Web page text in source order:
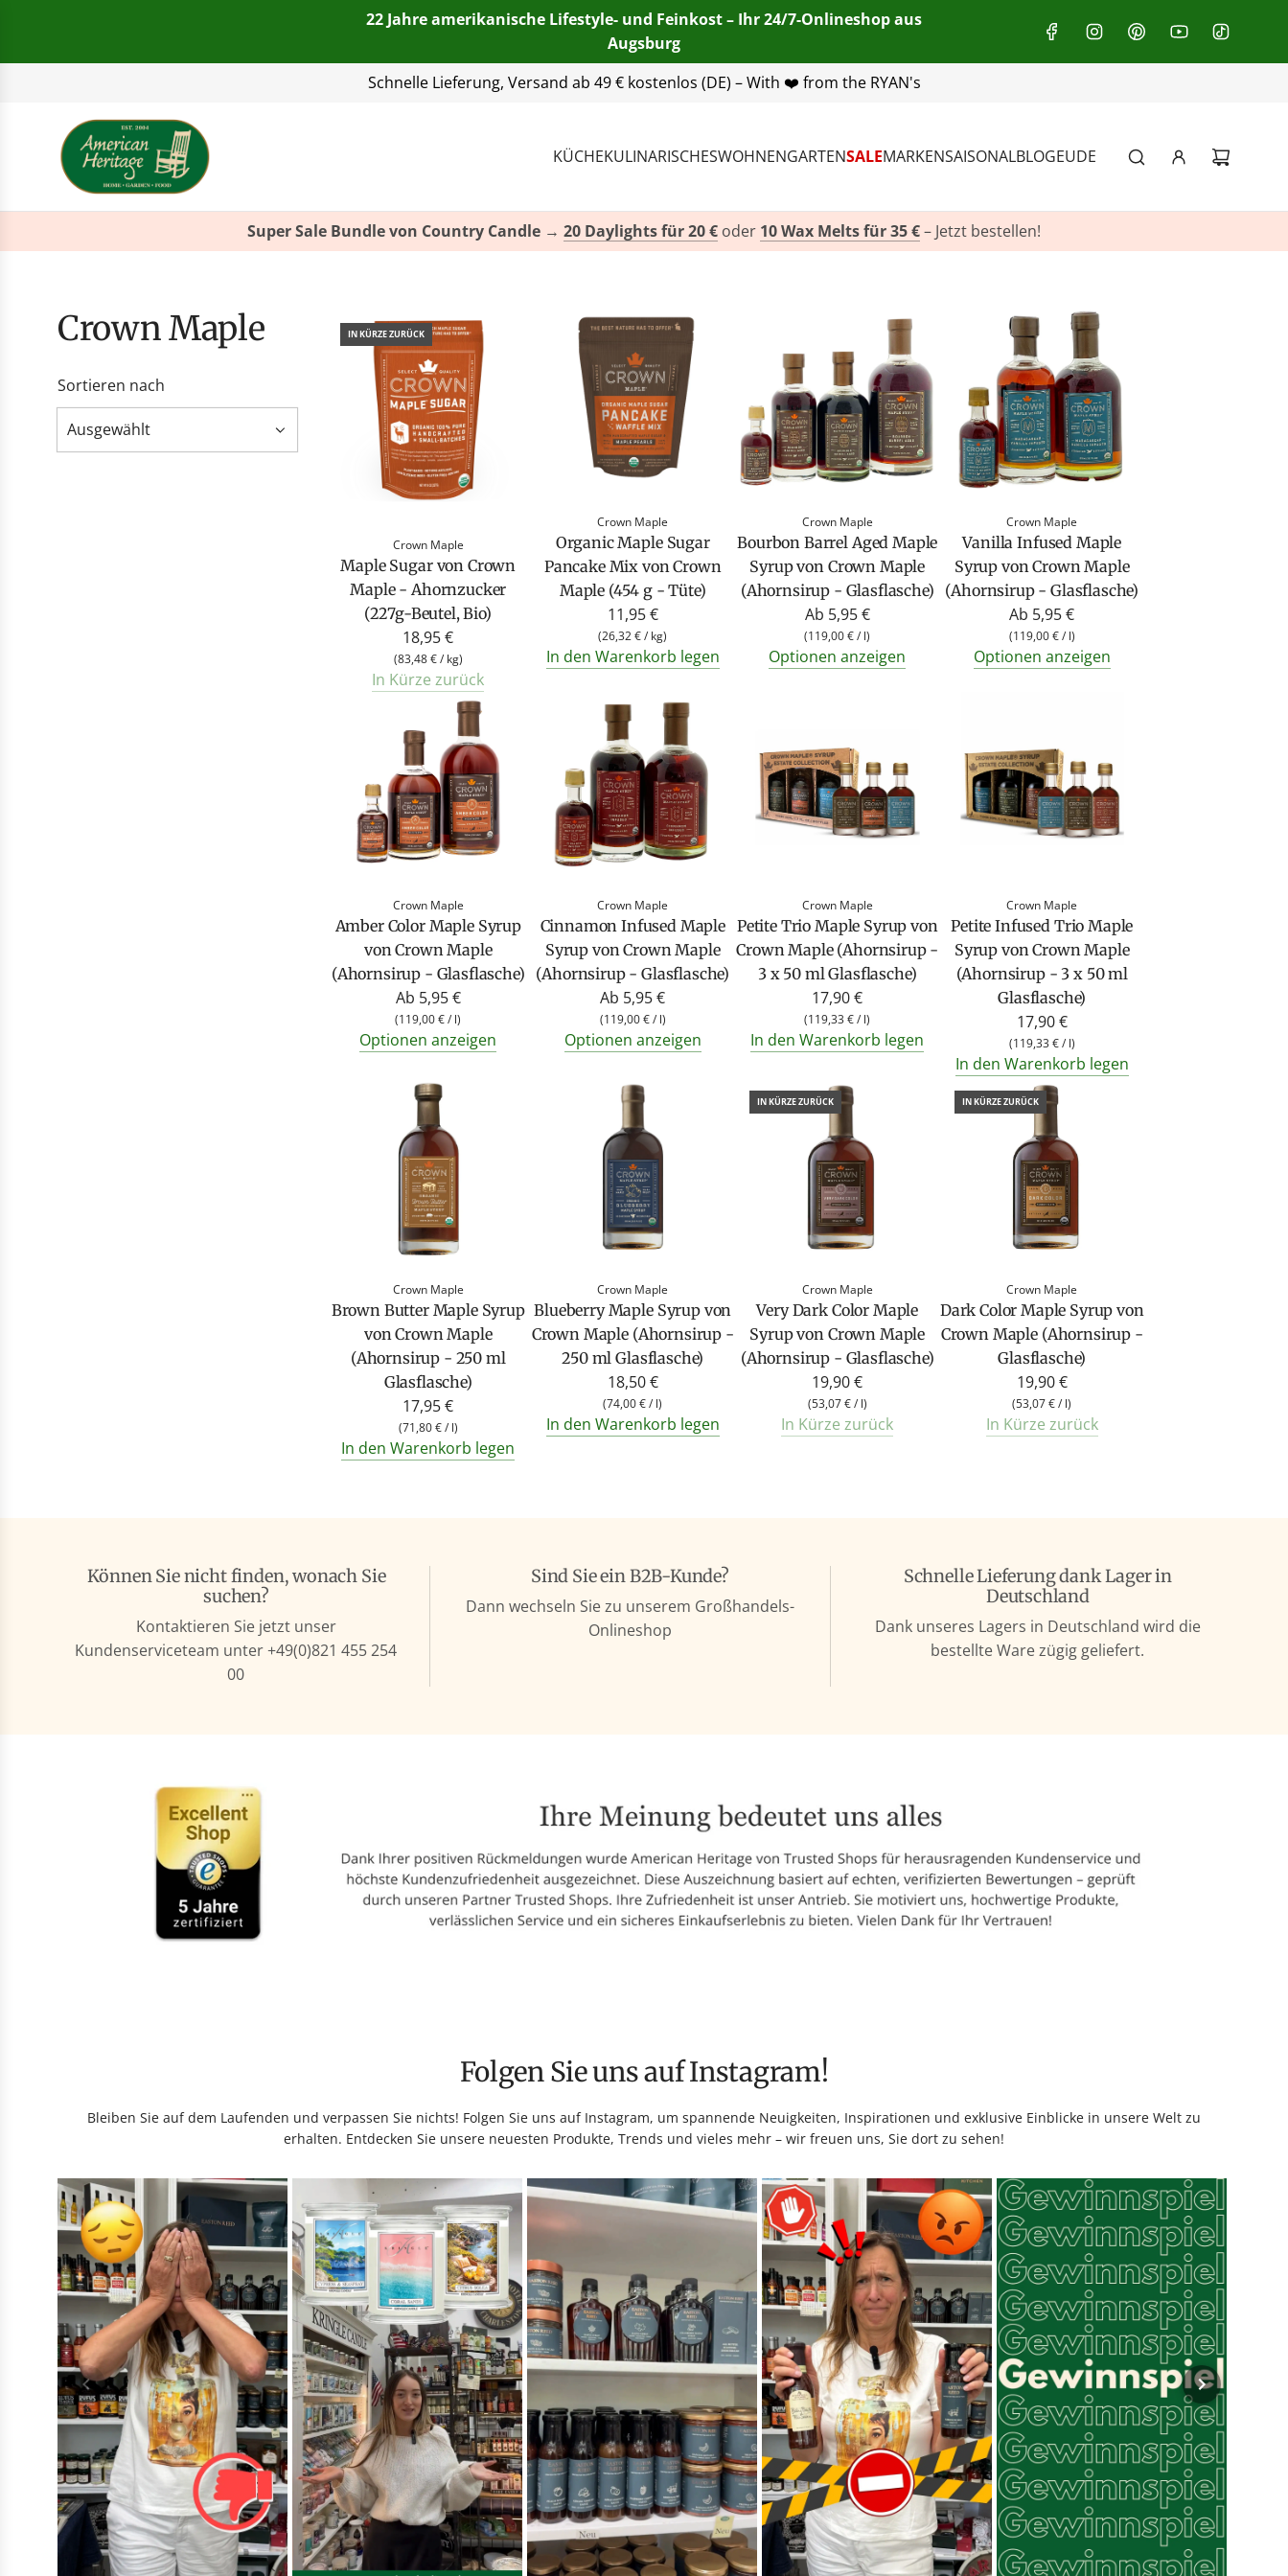
22 Jahre amerikanische Lifestyle- und Feinkost – Ihr 24/7-Onlineshop aus
Augsburg
+49(0)821 455 254 00| E-Mail:info@american-heritage.de| WhatsApp:+49(0)151 116 719 10
KÜCHEKULINARISCHESWOHNENGARTENSALEMARKENSAISONALBLOGEUDE
Super Sale Bundle von Country Candle → 20 Daylights für 20 € oder 10 Wax Melts für 35 €– Jetzt bestellen!
Crown Maple
Sortieren nach
IN KÜRZE ZURÜCK
Crown Maple
Maple Sugar von Crown
Maple - Ahornzucker
(227g-Beutel, Bio)
18,95 €
(83,48 €/ kg)
In Kürze zurück
Crown Maple
Organic Maple Sugar
Pancake Mix von Crown
Maple (454 g - Tüte)
11,95 €
(26,32 €/ kg)
In den Warenkorb legen
Crown Maple
Bourbon Barrel Aged Maple
Syrup von Crown Maple
(Ahornsirup - Glasflasche)
Ab 5,95 €
(119,00 €/ l)
Optionen anzeigen
Crown Maple
Vanilla Infused Maple
Syrup von Crown Maple
(Ahornsirup - Glasflasche)
Ab 5,95 €
(119,00 €/ l)
Optionen anzeigen
Crown Maple
Amber Color Maple Syrup
von Crown Maple
(Ahornsirup - Glasflasche)
Ab 5,95 €
(119,00 €/ l)
Optionen anzeigen
Crown Maple
Cinnamon Infused Maple
Syrup von Crown Maple
(Ahornsirup - Glasflasche)
Ab 5,95 €
(119,00 €/ l)
Optionen anzeigen
Crown Maple
Petite Trio Maple Syrup von
Crown Maple (Ahornsirup -
3 x 50 ml Glasflasche)
17,90 €
(119,33 €/ l)
In den Warenkorb legen
Crown Maple
Petite Infused Trio Maple
Syrup von Crown Maple
(Ahornsirup - 3 x 50 ml
Glasflasche)
17,90 €
(119,33 €/ l)
In den Warenkorb legen
Crown Maple
Brown Butter Maple Syrup
von Crown Maple
(Ahornsirup - 250 ml
Glasflasche)
17,95 €
(71,80 €/ l)
In den Warenkorb legen
Crown Maple
Blueberry Maple Syrup von
Crown Maple (Ahornsirup -
250 ml Glasflasche)
18,50 €
(74,00 €/ l)
In den Warenkorb legen
IN KÜRZE ZURÜCK
Crown Maple
Very Dark Color Maple
Syrup von Crown Maple
(Ahornsirup - Glasflasche)
19,90 €
(53,07 €/ l)
In Kürze zurück
IN KÜRZE ZURÜCK
Crown Maple
Dark Color Maple Syrup von
Crown Maple (Ahornsirup -
Glasflasche)
19,90 €
(53,07 €/ l)
In Kürze zurück
Können Sie nicht finden, wonach Sie
suchen?
Kontaktieren Sie jetzt unser
Kundenserviceteam unter +49(0)821 455 254
00
Sind Sie ein B2B-Kunde?
Dann wechseln Sie zu unserem Großhandels-
Onlineshop
Schnelle Lieferung dank Lager in
Deutschland
Dank unseres Lagers in Deutschland wird die
bestellte Ware zügig geliefert.
Folgen Sie uns auf Instagram!
Bleiben Sie auf dem Laufenden und verpassen Sie nichts! Folgen Sie uns auf Instagram, um spannende Neuigkeiten, Inspirationen und exklusive Einblicke in unsere Welt zu
erhalten. Entdecken Sie unsere neuesten Produkte, Trends und vieles mehr – wir freuen uns, Sie dort zu sehen!